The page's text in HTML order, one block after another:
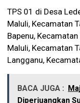
TPS 01 di Desa
Maluli, Kecamatan
Bapenu,
Maluli, Kecamatan
Langganu,
BACA JUGA :
Diperjuangkan